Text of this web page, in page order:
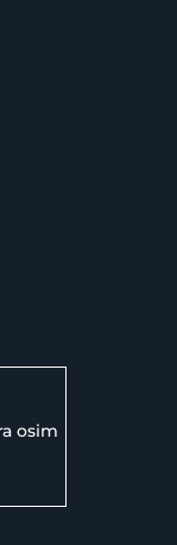
osim